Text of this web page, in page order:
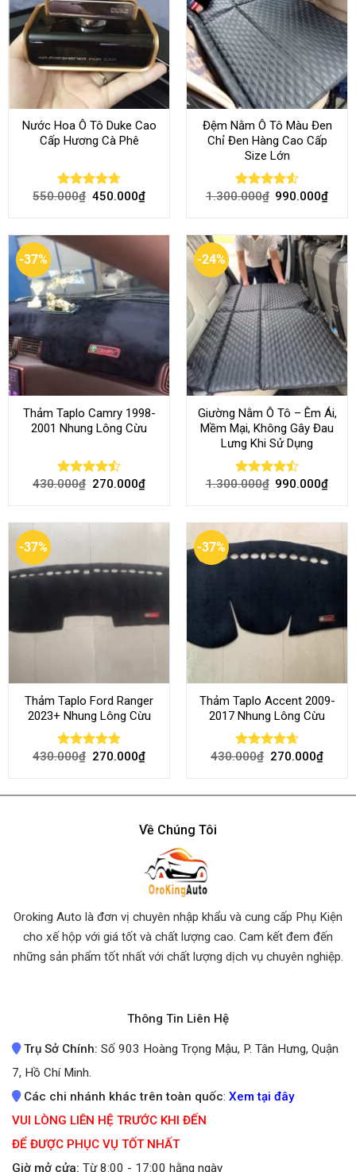
Nước Hoa Ô Tô Duke Cao
Cấp Hương Cà Phê
Rated4.70
550.000₫ 450.000₫
Đệm Nằm Ô Tô Màu Đen
Chỉ Đen Hàng Cao Cấp
Size Lớn
Rated 4.54
1.300.000₫ 990.000₫
-37%
Thảm Taplo Camry 1998-
2001 Nhung Lông Cừu
Rated
430.000₫ 270.000₫
-24%
Giường Nằm Ô Tô – Êm Ái,
Mềm Mại, Không Gây Đau
Lưng Khi Sử Dụng
Rated
1.300.000₫ 990.000₫
-37%
Thảm Taplo Ford Ranger
2023+ Nhung Lông Cừu
Rated 4.80
430.000₫ 270.000₫
-37%
Thảm Taplo Accent 2009-
2017 Nhung Lông Cừu
Rated 4.64
430.000₫ 270.000₫
Về Chúng Tôi
Oroking Auto là đơn vị chuyên nhập khẩu và cung cấp Phụ Kiện
cho xế hộp với giá tốt và chất lượng cao. Cam kết đem đến
những sản phẩm tốt nhất với chất lượng dịch vụ chuyên nghiệp.
Thông Tin Liên Hệ
Trụ Sở Chính: Số 903 Hoàng Trọng Mậu, P. Tân Hưng, Quận
7, Hồ Chí Minh.
Các chi nhánh khác trên toàn quốc: Xem tại đây
VUI LÒNG LIÊN HỆ TRƯỚC KHI ĐẾN
ĐỂ ĐƯỢC PHỤC VỤ TỐT NHẤT
Giờ mở cửa: Từ 8:00 - 17:00 hằng ngày